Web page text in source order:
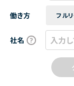
働き方 フル
社名